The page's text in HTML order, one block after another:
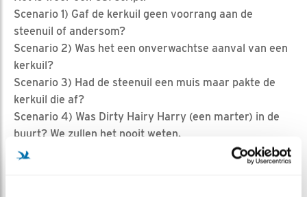
Scenario 1) Gaf de kerkuil geen voorrang aan de
steenuil of andersom?
Scenario 2) Was het een onverwachtse aanval van een
kerkuil?
Scenario 3) Had de steenuil een muis maar pakte de
kerkuil die af?
Scenario 4) Was Dirty Hairy Harry (een marter) in de
buurt? We zullen het nooit weten.